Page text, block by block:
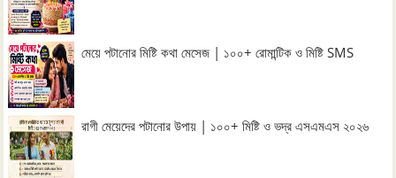
মেয়ে পটানোর মিষ্টি কথা মেসেজ | ১০০+ রোমান্টিক ও মিষ্টি SMS
রাগী মেয়েদের পটানোর উপায় | ১০০+ মিষ্টি ও ভদ্র এসএমএস ২০২৬